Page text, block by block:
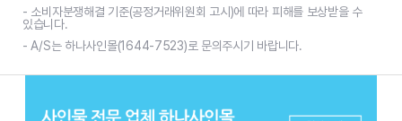
- 소비자분쟁해결 기준(공정거래위원회 고시)에 따라 피해를 보상받을 수
있습니다.
- A/S는 하나사인몰(1644-7523)로 문의주시기 바랍니다.